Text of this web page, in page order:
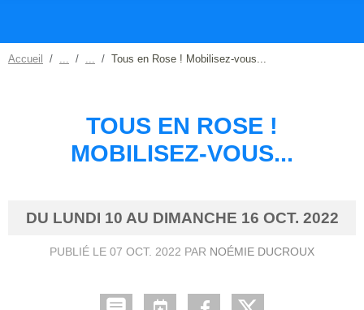
Accueil Tous en Rose ! Mobilisez-vous...
TOUS EN ROSE !
MOBILISEZ-VOUS...
DU LUNDI 10 AU DIMANCHE 16 OCT. 2022
PUBLIÉ LE 07 OCT. 2022 PAR NOÉMIE DUCROUX